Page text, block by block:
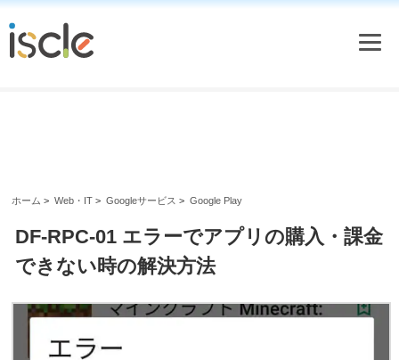
ホーム > Web・IT > Googleサービス > Google Play
DF-RPC-01 エラーでアプリの購入・課金
できない時の解決方法